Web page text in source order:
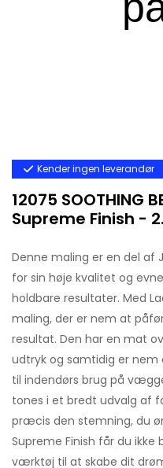
Kender ingen leverandør
12075 SOOTHING
Supreme Finish -
Denne maling er en del af
for sin høje kvalitet og
holdbare resultater. Med
maling, der er nem at
resultat. Den har en mat
udtryk og samtidig er nem
til indendørs brug på
tones i et bredt udvalg af
præcis den stemning, du
Supreme Finish får du
værktøj til at skabe dit